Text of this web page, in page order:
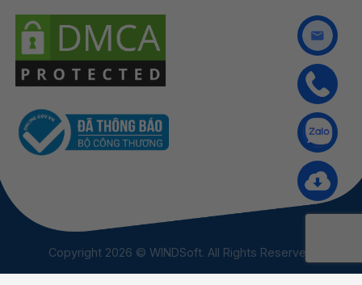
Copyright 2026 © WINDSoft. All Rights Reserved